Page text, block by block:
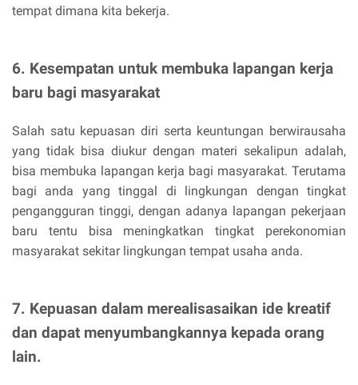
tempat dimana kita bekerja.
6. Kesempatan untuk membuka lapangan kerja
baru bagi masyarakat
Salah satu kepuasan diri serta keuntungan berwirausaha
yang tidak bisa diukur dengan materi sekalipun adalah,
bisa membuka lapangan kerja bagi masyarakat. Terutama
bagi anda yang tinggal di lingkungan dengan tingkat
pengangguran tinggi, dengan adanya lapangan pekerjaan
baru tentu bisa meningkatkan tingkat perekonomian
masyarakat sekitar lingkungan tempat usaha anda.
7. Kepuasan dalam merealisasaikan ide kreatif
dan dapat menyumbangkannya kepada orang
lain.